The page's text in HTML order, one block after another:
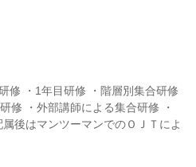
修 ・外部講師による集合研修 ・
後はマンツーマンでのＯＪＴによ